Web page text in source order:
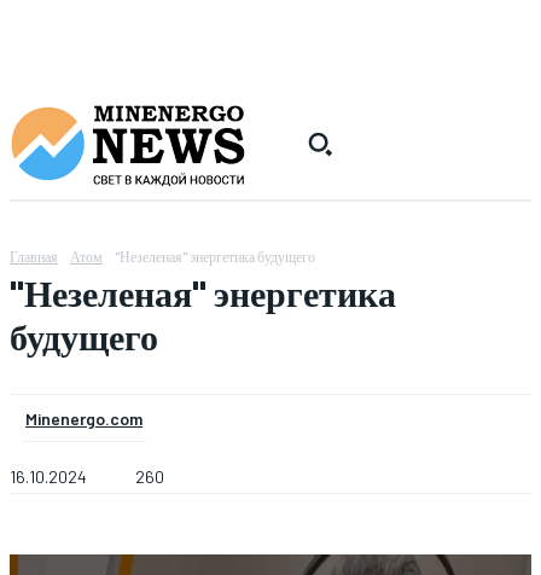
Главная Атом "Незеленая" энергетика будущего
"Незеленая" энергетика
будущего
Minenergo.com
16.10.2024 260